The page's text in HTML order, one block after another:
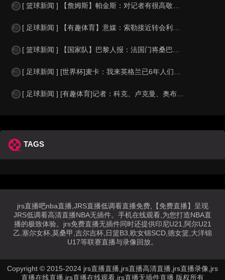
[ 篮球新闻 ] 【詹姆斯】帕金斯：对记者有很高敬意 Windhorst绝不是
[ 足球新闻 ] 【有趣体育】意媒：索勒接近转会利兹联，乌迪内斯有意米兰后卫F
[ 篮球新闻 ] 【国家队】巴黎人报：法国门将桑巴小腿受伤，提前结束了训练
[ 足球新闻 ] [世界杯]麦卡：我来英格兰已6年人们对我很好，但和英格兰的比
[ 足球新闻 ] [有趣体育]记者：科克、卢克曼、奥布拉克参加马竞训练，卡尔多
TAGS
jrs直播吧nba直播,JRS直播低调看直播免费,【免费直播】呈现
JRS低调看高清直播NBA无插件。手机在线观看,为您打造NBA直
播的极致体验。jrs免费直播无插件同时还提供印尼U21,阿尔U21
乙,塞尔女杯,莫桑甲,吉尔吉杯,日篮B3,欧女锦SCD,德女篮,大洋锦
U17等联赛直播与录像回放。
Copyright © 2015-2024 jrs直播直播,jrs直播高清直播,jrs直播录像,jrs
直播在线直播,jrs直播在线观看,jrs直播无插件直播 版权所有